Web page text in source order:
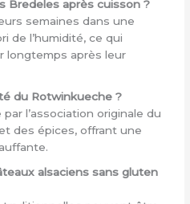
Bredeles après cuisson ?
semaines dans une
de l’humidité, ce qui
longtemps après leur
du Rotwinkueche ?
l’association originale du
des épices, offrant une
alsaciens sans gluten